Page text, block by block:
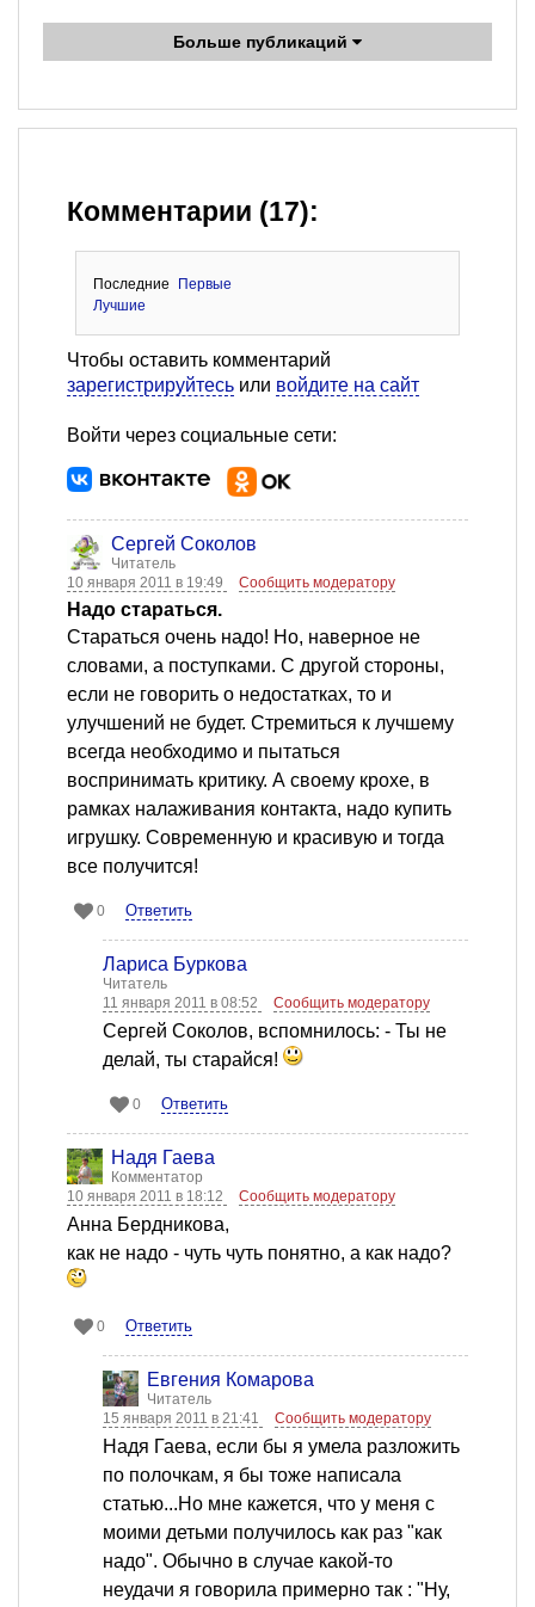
Больше публикаций
Комментарии (17):
Последние
Первые
Лучшие
Чтобы оставить комментарий
зарегистрируйтесь или войдите на сайт
Войти через социальные сети:
Сергей Соколов
Читатель
10 января 2011 в 19:49
Сообщить модератору
Надо стараться.
Стараться очень надо! Но, наверное не
словами, а поступками. С другой стороны,
если не говорить о недостатках, то и
улучшений не будет. Стремиться к лучшему
всегда необходимо и пытаться
воспринимать критику. А своему крохе, в
рамках налаживания контакта, надо купить
игрушку. Современную и красивую и тогда
все получится!
0 Ответить
Лариса Буркова
Читатель
11 января 2011 в 08:52
Сообщить модератору
Сергей Соколов, вспомнилось: - Ты не
делай, ты старайся!
0 Ответить
Надя Гаева
Комментатор
10 января 2011 в 18:12
Сообщить модератору
Анна Бердникова,
как не надо - чуть чуть понятно, а как надо?
0 Ответить
Евгения Комарова
Читатель
15 января 2011 в 21:41
Сообщить модератору
Надя Гаева, если бы я умела разложить
по полочкам, я бы тоже написала
статью...Но мне кажется, что у меня с
моими детьми получилось как раз "как
надо". Обычно в случае какой-то
неудачи я говорила примерно так : "Ну,